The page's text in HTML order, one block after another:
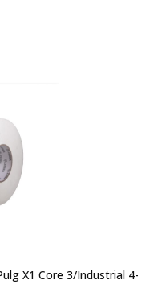
X1 Core 3/industrial 4-